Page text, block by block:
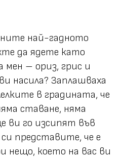
най-гадното
да ядете като
мен – ориз, грис и
насила? Заплашваха
в градината, че
ставане, няма
ви го изсипят във
представите, че е
нещо, което на вас ви